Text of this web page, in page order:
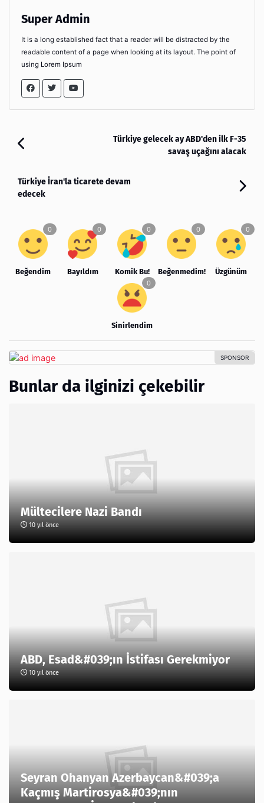
Super Admin
It is a long established fact that a reader will be distracted by the
readable content of a page when looking at its layout. The point of
using Lorem Ipsum
Türkiye gelecek ay ABD'den ilk F-35
savaş uçağını alacak
Türkiye İran'la ticarete devam
edecek
Beğendim Bayıldım Komik Bu! Beğenmedim! Üzgünüm
Sinirlendim
Bunlar da ilginizi çekebilir
Mültecilere Nazi Bandı
10 yıl önce
ABD, Esad&#039;ın İstifası Gerekmiyor
10 yıl önce
Seyran Ohanyan Azerbaycan&#039;a
Kaçmış Martirosya&#039;nın